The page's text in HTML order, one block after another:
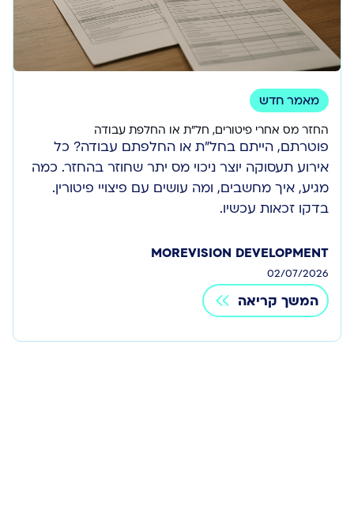
מאמר חדש
החזר מס אחרי פיטורים, חל״ת או החלפת עבודה
פוטרתם, הייתם בחל"ת או החלפתם עבודה? כל
אירוע תעסוקה יוצר ניכוי מס יתר שחוזר בהחזר. כמה
מגיע, איך מחשבים, ומה עושים עם פיצויי פיטורין.
בדקו זכאות עכשיו.
MOREVISION DEVELOPMENT
02/07/2026
המשך קריאה